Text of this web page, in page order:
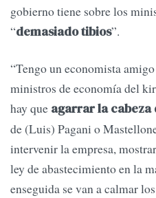
gobierno tiene sobre los
“demasiado tibios”.
“Tengo un economista
ministros de economía del
hay que agarrar la cabeza
de (Luis) Pagani o
intervenir la empresa,
ley de abastecimiento en la
enseguida se van a calmar